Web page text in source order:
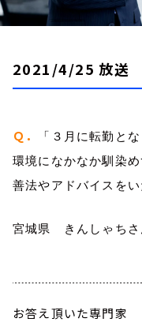
2021/4/25 放送
Ｑ．
「３月に転勤と
環境になかなか馴染
善法やアドバイスをい
宮城県 きんしゃちさ
お答え頂いた専門家